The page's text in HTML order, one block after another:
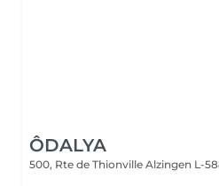
ÔDALYA
500, Rte de Thionville Alzingen L-